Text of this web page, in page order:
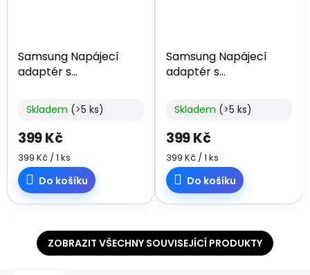
Samsung Napájecí
adaptér s
(25W), bez kabelu v
balení, Black, USB-C
Skladem (>5 ks)
399 Kč
Měrná
cena:
399 Kč / 1 ks
Do košíku
Samsung Napájecí
adaptér s
(25W), bez kabelu v
balení, White, USB-C
Skladem (>5 ks)
399 Kč
Měrná
cena:
399 Kč / 1 ks
Do košíku
ZOBRAZIT VŠECHNY SOUVISEJÍCÍ PRODUKTY